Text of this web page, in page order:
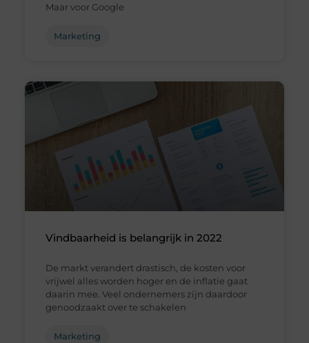
Maar voor Google
Marketing
Vindbaarheid is belangrijk in 2022
De markt verandert drastisch, de kosten voor
vrijwel alles worden hoger en de inflatie gaat
daarin mee. Veel ondernemers zijn daardoor
genoodzaakt over te schakelen
Marketing